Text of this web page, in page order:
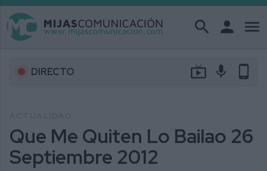
search person menu
DIRECTO live_tv mic phone_android
Que Me Quiten Lo Bailao 26
Septiembre 2012